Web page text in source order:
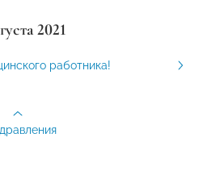
2021
работника!